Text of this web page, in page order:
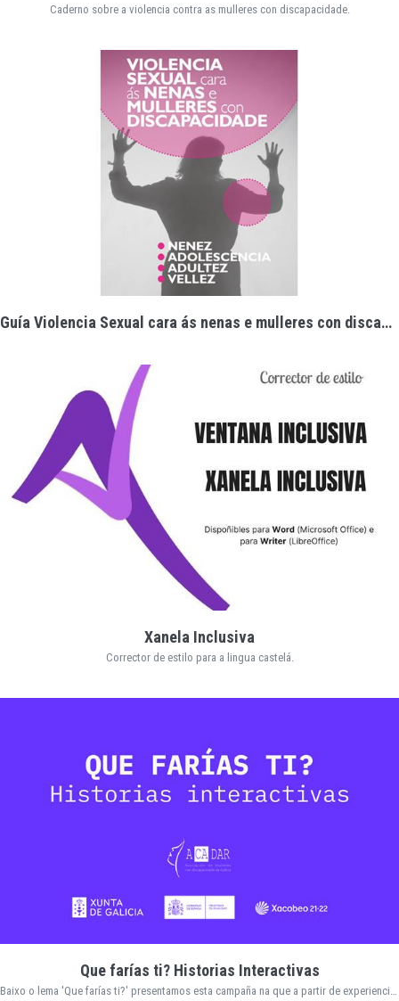
Caderno sobre a violencia contra as mulleres con discapacidade.
Guía Violencia Sexual cara ás nenas e mulleres con discapacidade
Xanela Inclusiva
Corrector de estilo para a lingua castelá.
Que farías ti? Historias Interactivas
Baixo o lema 'Que farías ti?' presentamos esta campaña na que a partir de experiencias contadas por usuarias da asociación ACADAR construímos historias interactivas que buscan reclamar a implicación social a través do formato audiovisual.